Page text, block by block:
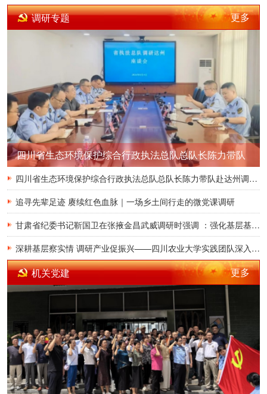
调研专题 更多
四川省生态环境保护综合行政执法总队总队长陈力带队
赴达州调研生态环境执法工作
四川省生态环境保护综合行政执法总队总队长陈力带队赴达州调研生态环境执法工作
追寻先辈足迹 赓续红色血脉｜一场乡土间行走的微党课调研
甘肃省纪委书记靳国卫在张掖金昌武威调研时强调 ：强化基层基础 有效防范治理基层微腐败
深耕基层察实情 调研产业促振兴——四川农业大学实践团队深入雅安开展乡村产业调研实践
机关党建 更多